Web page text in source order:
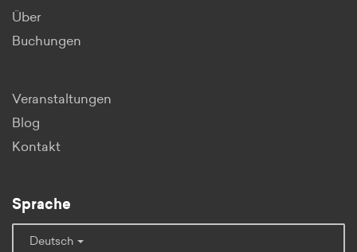
Über
Buchungen
Veranstaltungen
Blog
Kontakt
Sprache
Deutsch